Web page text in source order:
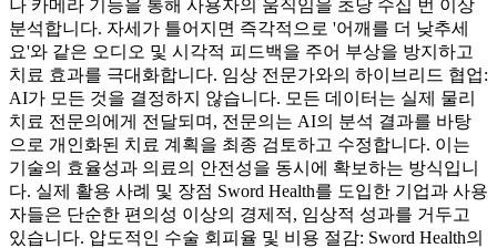
나 카메라 기능을 통해 사용자의 움직임을 초당 수십 번 이상
분석합니다. 자세가 틀어지면 즉각적으로 '어깨를 더 낮추세
요'와 같은 오디오 및 시각적 피드백을 주어 부상을 방지하고
치료 효과를 극대화합니다. 임상 전문가와의 하이브리드 협업:
AI가 모든 것을 결정하지 않습니다. 모든 데이터는 실제 물리
치료 전문의에게 전달되며, 전문의는 AI의 분석 결과를 바탕
으로 개인화된 치료 계획을 최종 검토하고 수정합니다. 이는
기술의 효율성과 의료의 안전성을 동시에 확보하는 방식입니
다. 실제 활용 사례 및 장점 Sword Health를 도입한 기업과 사용
자들은 단순한 편의성 이상의 경제적, 임상적 성과를 거두고
있습니다. 압도적인 수술 회피율 및 비용 절감: Sword Health의